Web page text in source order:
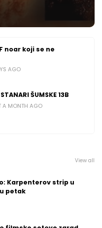
noar koji se ne
AGO
ŠUMSKE 13B
A MONTH AGO
View all
Karpenterov strip u
petak